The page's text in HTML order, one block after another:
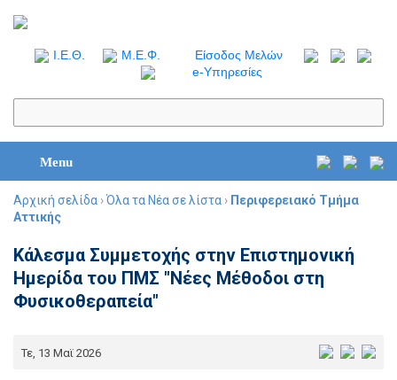
I.Ε.Θ. Μ.Ε.Φ.
Είσοδος Μελών
e-Υπηρεσίες
Menu
Αρχική σελίδα ›Όλα τα Νέα σε λίστα › Περιφερειακό Τμήμα
Αττικής
Κάλεσμα Συμμετοχής στην Επιστημονική
Ημερίδα του ΠΜΣ "Νέες Μέθοδοι στη
Φυσικοθεραπεία"
Τε, 13 Μαϊ 2026